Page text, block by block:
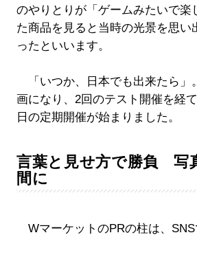
のやりとりが「ゲームみたいで楽
た商品を見ると当時の光景を思い
ったといいます。
「いつか、日本でも出来たら」
画になり、2回のテスト開催を経
日の定期開催が始まりました。
言葉と見せ方で勝負 写
間に
WマーケットのPRの柱は、SNS